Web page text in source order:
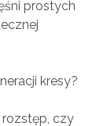
prostych
kresy?
czy